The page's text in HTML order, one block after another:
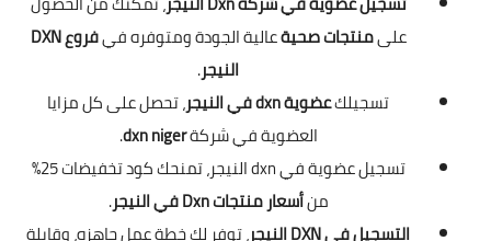
علىمنتجات صحيةعالية الجودة ومتوفره في
فروع DXN
النيجر.
تسجيلكعضوية dxn في النيجر
، تحصل على كل مزايا
العضوية في شركةdxn niger
.
تسجيل عضوية في dxn النيجر، تمنحك كود تخفيضات 25%
منأسعار منتجات Dxn في النيجر
.
التسجيل في DXN النيجر
، توفر لك خطة عمل جاهزه، وقابلة